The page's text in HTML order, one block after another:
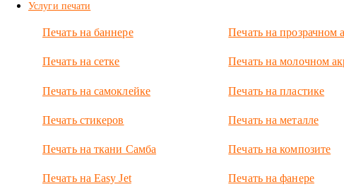
Услуги печати
Печать на баннере
Печать на сетке
Печать на самоклейке
Печать стикеров
Печать на ткани Самба
Печать на Easy Jet
Печать на прозрачном
Печать на молочном
Печать на пластике
Печать на металле
Печать на композите
Печать на фанере
2019.
Вывеска
Фэмили
Вывеска для
магазина
Континент.